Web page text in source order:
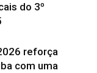
do 3º
reforça
com uma